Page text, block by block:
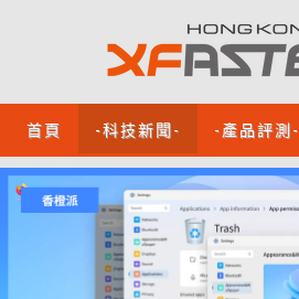
首頁 -科技新聞- -產品評測-